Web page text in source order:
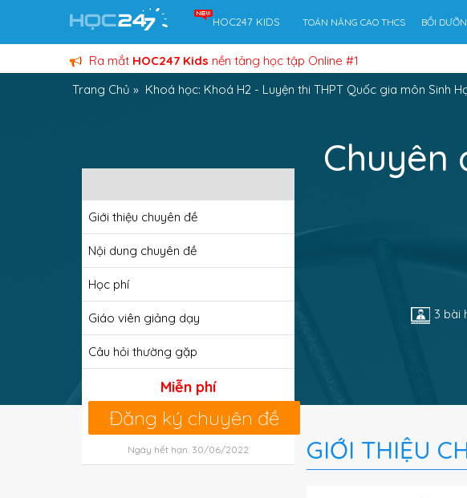
HOC247 KIDS TOÁN NÂNG CAO THCS BỒI
Ra mắt HOC247 Kids nền tảng học tập Online #1
Trang Chủ » Khoá học: Khoá H2 - Luyện thi THPT Quốc gia môn Sinh
Chuyên
3 bài
Giới thiệu chuyên đề
Nội dung chuyên đề
Học phí
Giáo viên giảng dạy
Câu hỏi thường gặp
Miễn phí
Đăng ký chuyên đề
Ngày hết hạn: 30/06/2022 GIỚI THIỆU